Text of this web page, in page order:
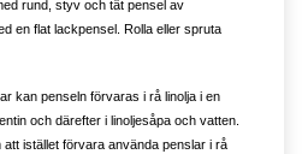
rund, styv och tät pensel av
en flat lackpensel. Rolla eller spruta
kan penseln förvaras i rå linolja i en
och därefter i linoljesåpa och vatten.
istället förvara använda penslar i rå